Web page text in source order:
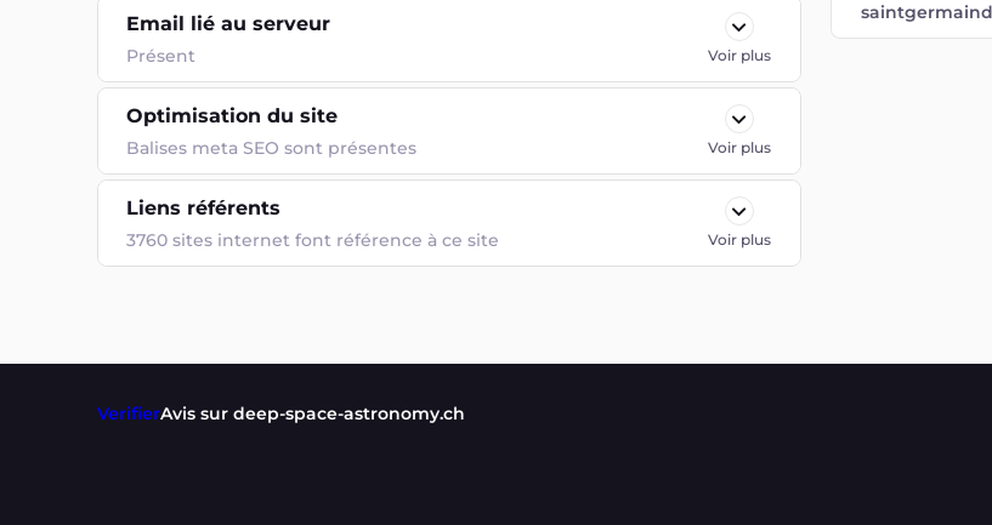
Email lié au serveur
Présent Voir plus
Optimisation du site
Balises meta SEO sont présentes Voir plus
Liens référents
3760 sites internet font référence à ce site Voir plus
VerifierAvis sur deep-space-astronomy.ch